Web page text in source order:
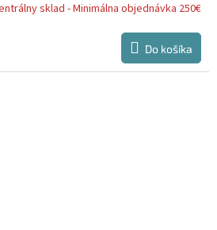
sklad - Minimálna objednávka 250€
Do košíka